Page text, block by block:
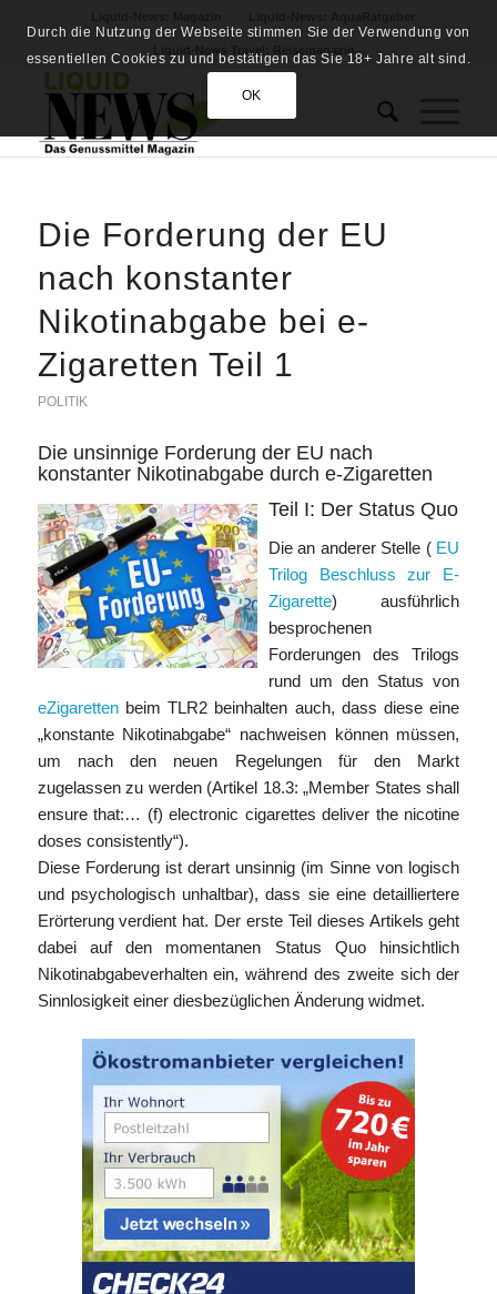
Die Forderung der EU
nach konstanter
Nikotinabgabe bei e-
Zigaretten Teil 1
POLITIK
Die unsinnige Forderung der EU nach
konstanter Nikotinabgabe durch e-Zigaretten
Teil I: Der Status Quo
Die an anderer Stelle ( EU
Trilog Beschluss zur E-
Zigarette) ausführlich
besprochenen
Forderungen des Trilogs
rund um den Status von
eZigaretten beim TLR2 beinhalten auch, dass diese eine
„konstante Nikotinabgabe“ nachweisen können müssen,
um nach den neuen Regelungen für den Markt
zugelassen zu werden (Artikel 18.3: „Member States shall
ensure that:… (f) electronic cigarettes deliver the nicotine
doses consistently“).
Diese Forderung ist derart unsinnig (im Sinne von logisch
und psychologisch unhaltbar), dass sie eine detailliertere
Erörterung verdient hat. Der erste Teil dieses Artikels geht
dabei auf den momentanen Status Quo hinsichtlich
Nikotinabgabeverhalten ein, während des zweite sich der
Sinnlosigkeit einer diesbezüglichen Änderung widmet.
Durch die Nutzung der Webseite stimmen Sie der Verwendung von
essentiellen Cookies zu und bestätigen das Sie 18+ Jahre alt sind.
OK